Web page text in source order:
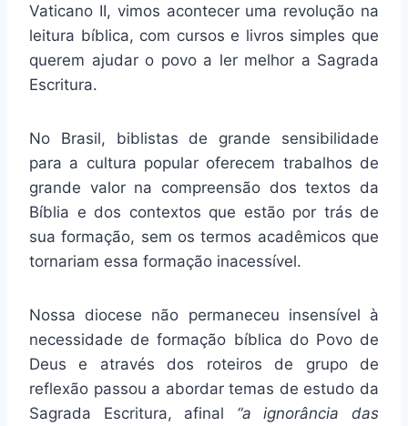
Vaticano II, vimos acontecer uma revolução na
leitura bíblica, com cursos e livros simples que
querem ajudar o povo a ler melhor a Sagrada
Escritura.
No Brasil, biblistas de grande sensibilidade
para a cultura popular oferecem trabalhos de
grande valor na compreensão dos textos da
Bíblia e dos contextos que estão por trás de
sua formação, sem os termos acadêmicos que
tornariam essa formação inacessível.
Nossa diocese não permaneceu insensível à
necessidade de formação bíblica do Povo de
Deus e através dos roteiros de grupo de
reflexão passou a abordar temas de estudo da
Sagrada Escritura, afinal “a ignorância das